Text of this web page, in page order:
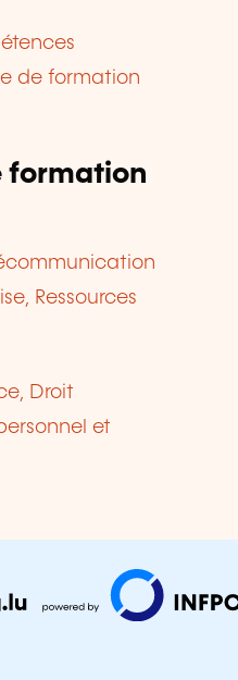
de formation
formation
Ressources
Droit
et